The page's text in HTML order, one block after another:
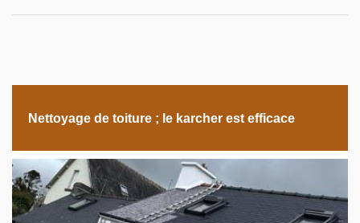
Nettoyage de toiture ; le karcher est efficace